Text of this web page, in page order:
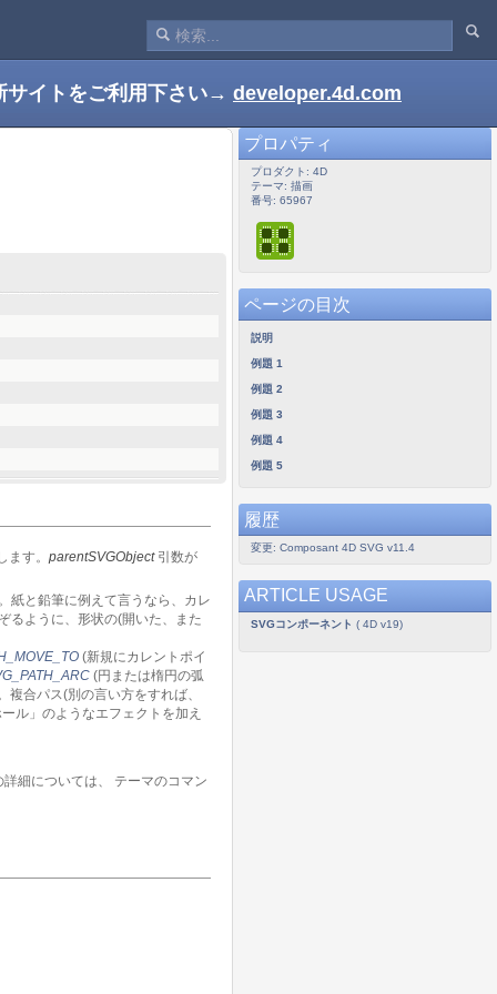
サイトをご利用下さい→ developer.4d.com
す。 parentSVGObject引数が
紙と鉛筆に例えて言うなら、カレ
るように、形状の(開いた、また
(新規にカレントポイ
(円または楕円の弧
合パス(別の言い方をすれば、
ル」のようなエフェクトを加え
細については、
テーマのコマン
プロパティ
プロダクト: 4D
テーマ: 描画
番号: 65967
ページの目次
説明
例題 1
例題 2
例題 3
例題 4
例題 5
履歴
変更: Composant 4D SVG v11.4
ARTICLE USAGE
SVGコンポーネント ( 4D v19)